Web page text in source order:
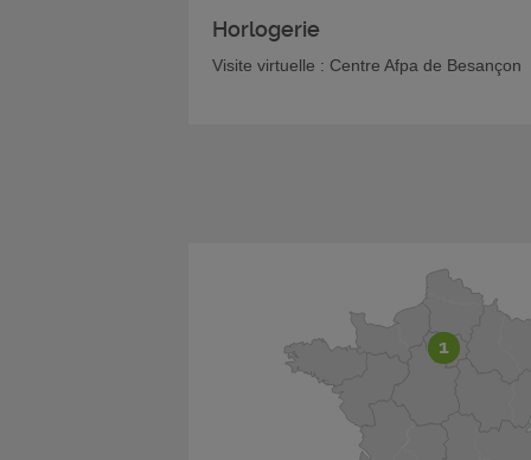
Horlogerie
Visite virtuelle : Centre Afpa de Besançon
1